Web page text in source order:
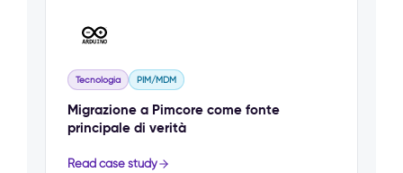
Tecnologia PIM/MDM
Migrazione a Pimcore come fonte
principale di verità
Read case study